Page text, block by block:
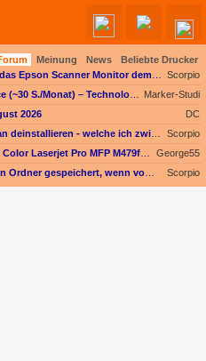
Meinung News
Beliebte Drucker
Scorpio
Marker-Studi
2026
DC
Scorpio
George55
Scorpio
geladen...